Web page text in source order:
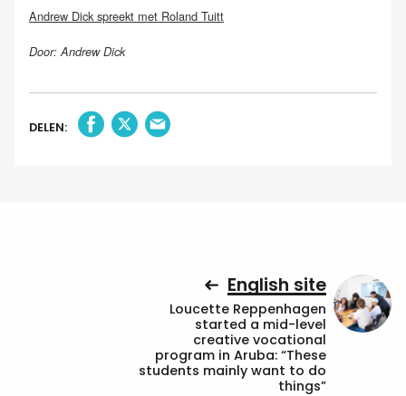
Andrew Dick spreekt met Roland Tuitt
Door: Andrew Dick
DELEN:
English site
Loucette Reppenhagen
started a mid-level
creative vocational
program in Aruba: “These
students mainly want to do
things”